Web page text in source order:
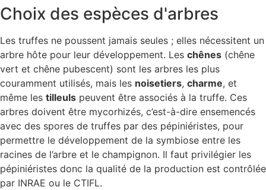
Choix des espèces d'arbres
Les truffes ne poussent jamais seules ; elles nécessitent un
arbre hôte pour leur développement. Les chênes (chêne
vert et chêne pubescent) sont les arbres les plus
couramment utilisés, mais les noisetiers, charme, et
même les tilleuls peuvent être associés à la truffe. Ces
arbres doivent être mycorhizés, c’est-à-dire ensemencés
avec des spores de truffes par des pépiniéristes, pour
permettre le développement de la symbiose entre les
racines de l’arbre et le champignon. Il faut privilégier les
pépiniéristes donc la qualité de la production est contrôlée
par INRAE ou le CTIFL.